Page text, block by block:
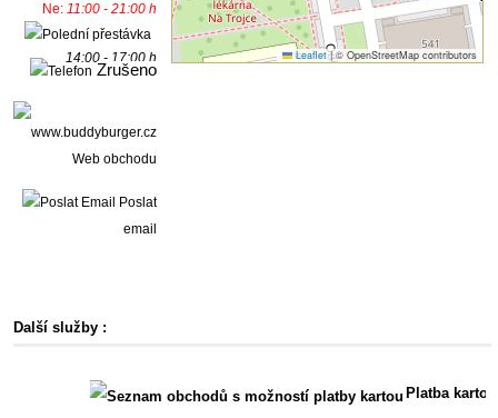
Ne:11:00 - 21:00 h
14:00 - 17:00 h
Zrušeno
Web obchodu
Poslat
email
Leaflet |© OpenStreetMap contributors
Další služby :
Platba kartou